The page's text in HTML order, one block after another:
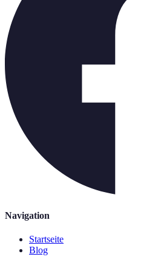
Navigation
Startseite
Blog